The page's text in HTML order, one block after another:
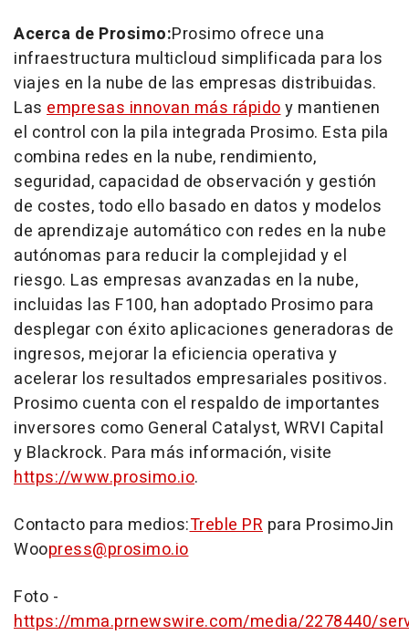
Acerca de Prosimo:Prosimo ofrece una
infraestructura multicloud simplificada para los
viajes en la nube de las empresas distribuidas.
Las empresas innovan más rápidoy mantienen
el control con la pila integrada Prosimo. Esta pila
combina redes en la nube, rendimiento,
seguridad, capacidad de observación y gestión
de costes, todo ello basado en datos y modelos
de aprendizaje automático con redes en la nube
autónomas para reducir la complejidad y el
riesgo. Las empresas avanzadas en la nube,
incluidas las F100, han adoptado Prosimo para
desplegar con éxito aplicaciones generadoras de
ingresos, mejorar la eficiencia operativa y
acelerar los resultados empresariales positivos.
Prosimo cuenta con el respaldo de importantes
inversores como General Catalyst, WRVI Capital
y Blackrock. Para más información, visite
https://www.prosimo.io.
Contacto para medios:Treble PR para ProsimoJin
Woopress@prosimo.io
Foto -
https://mma.prnewswire.com/media/2278440/